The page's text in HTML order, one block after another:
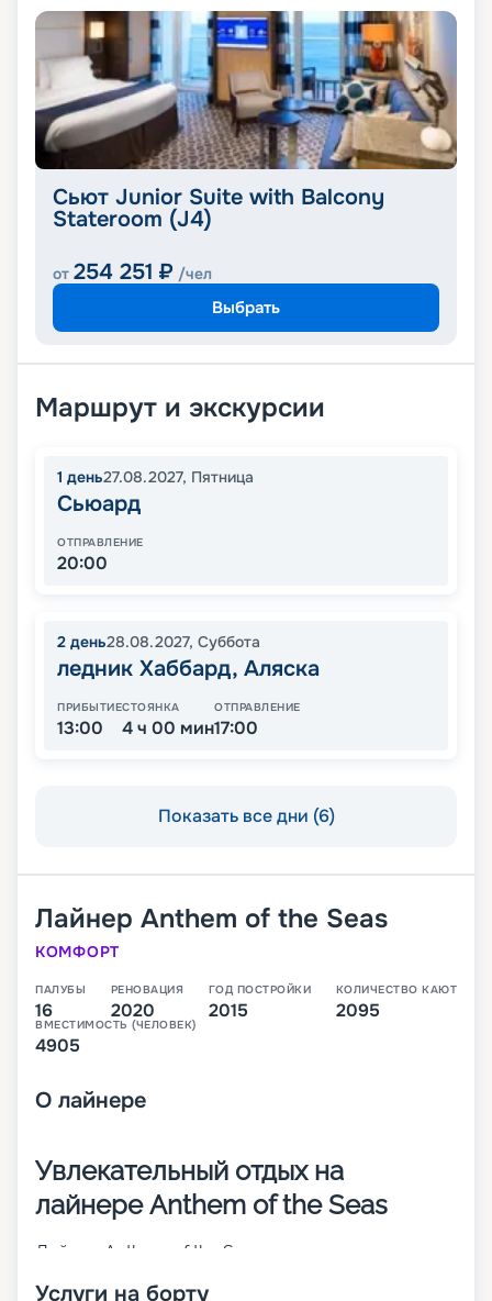
Сьют Junior Suite with Balcony
Stateroom (J4)
от 254 251 ₽ /чел
Выбрать
Маршрут и экскурсии
1 день27.08.2027, Пятница
Сьюард
ОТПРАВЛЕНИЕ
20:00
2 день28.08.2027, Суббота
ледник Хаббард, Аляска
ПРИБЫТИЕ
13:00
СТОЯНКА
4 ч 00 мин
ОТПРАВЛЕНИЕ
17:00
Показать все дни (6)
Лайнер Anthem of the Seas
КОМФОРТ
ПАЛУБЫ
16
РЕНОВАЦИЯ
2020
ГОД ПОСТРОЙКИ
2015
КОЛИЧЕСТВО КАЮТ
2095
ВМЕСТИМОСТЬ (ЧЕЛОВЕК)
4905
О лайнере
Увлекательный отдых на
лайнере Anthem of the Seas
Лайнер Anthem of the Seas – судно класса
судно имеет водоизмещение 168 666 тонн и
Услуги на борту